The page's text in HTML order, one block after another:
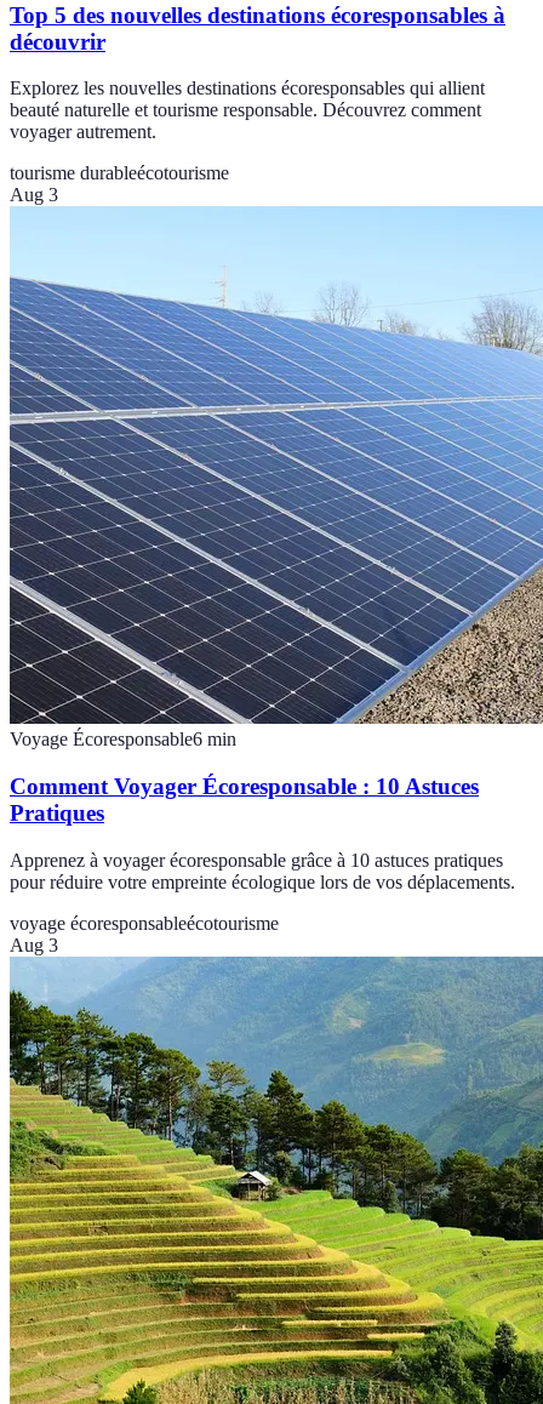
Top 5 des nouvelles destinations écoresponsables à
découvrir
Explorez les nouvelles destinations écoresponsables qui allient
beauté naturelle et tourisme responsable. Découvrez comment
voyager autrement.
tourisme durableécotourisme
Aug 3
Voyage Écoresponsable6 min
Comment Voyager Écoresponsable : 10 Astuces
Pratiques
Apprenez à voyager écoresponsable grâce à 10 astuces pratiques
pour réduire votre empreinte écologique lors de vos déplacements.
voyage écoresponsableécotourisme
Aug 3